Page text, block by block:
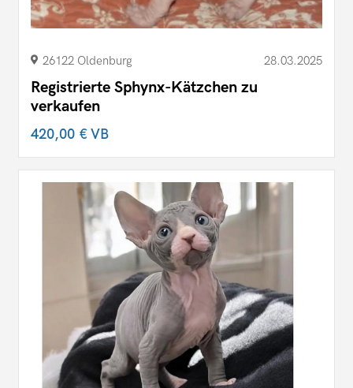
26122 Oldenburg 28.03.2025
Registrierte Sphynx-Kätzchen zu
verkaufen
420,00 €VB